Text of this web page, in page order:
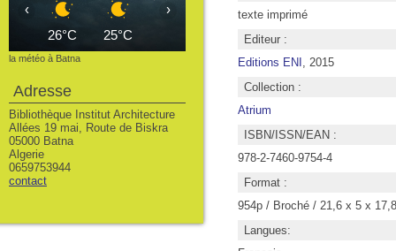
texte imprimé
Editeur :
Editions ENI , 2015
Collection :
Atrium
ISBN/ISSN/EAN :
978-2-7460-9754-4
Format :
954p / Broché / 21,6 x 5 x
Langues:
26°C 25°C 22°C
‹ ›
la météo à Batna
Adresse
Bibliothèque Institut Architecture
Allées 19 mai, Route de Biskra
05000 Batna
Algerie
0659753944
contact